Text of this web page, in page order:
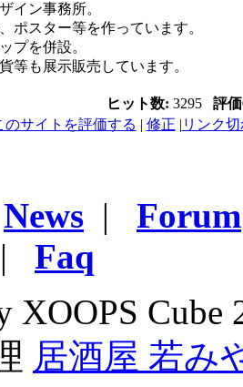
イン事務所。
ポスター等を作っています。
プを併設。
等も展示販売しています。
ヒット数: 3295 評価
のサイトを評価する | 修正 | リンク
News | Forum
| Faq
XOOPS
居酒屋 若み